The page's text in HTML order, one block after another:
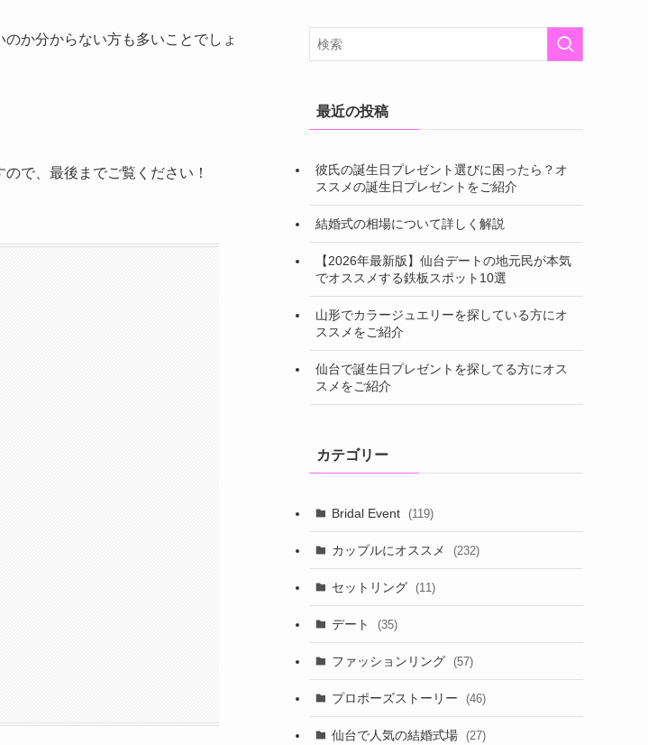
か分からない方も多いことでしょ
で、最後までご覧ください！
最近の投稿
彼氏の誕生日プレゼント選びに困ったら？オ
ススメの誕生日プレゼントをご紹介
結婚式の相場について詳しく解説
【2026年最新版】仙台デートの地元民が本気
でオススメする鉄板スポット10選
山形でカラージュエリーを探している方にオ
ススメをご紹介
仙台で誕生日プレゼントを探してる方にオス
スメをご紹介
カテゴリー
Bridal Event (119)
カップルにオススメ (232)
セットリング (11)
デート (35)
ファッションリング (57)
プロポーズストーリー (46)
仙台で人気の結婚式場 (27)